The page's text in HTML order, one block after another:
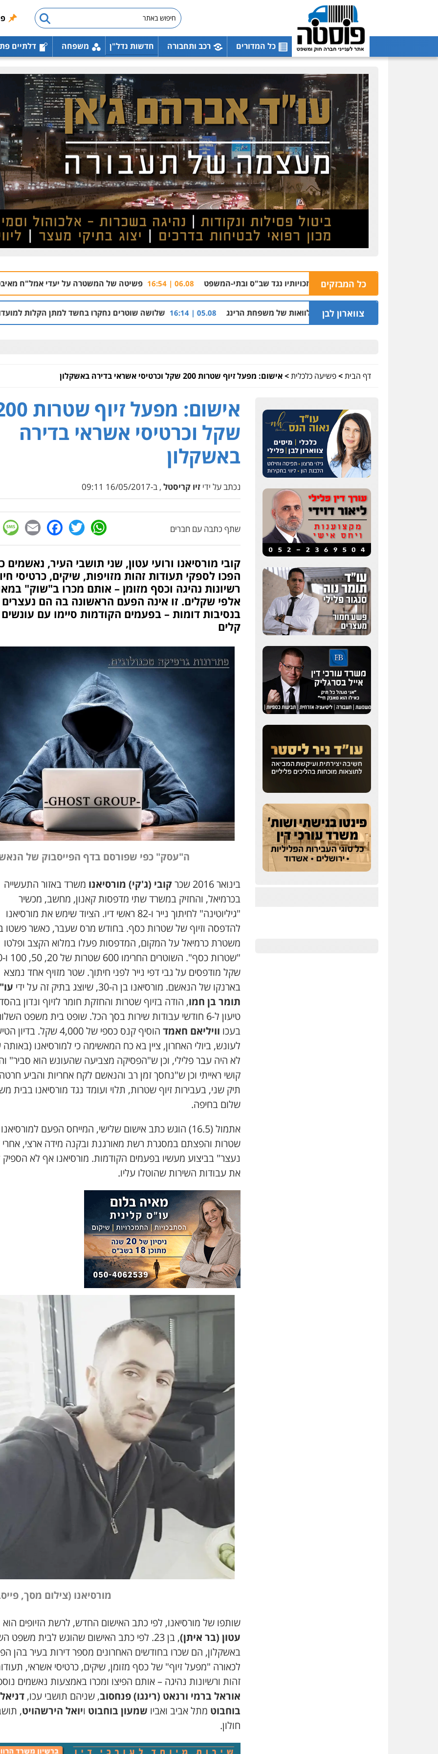
כל המדורים רכב ותחבורה חדשות נדל"ן משפחה דלתיים
כל המבזקים
מוטי ממן על זכויותיו נגד שב"ס ובתי-המשפט 06.08 | 16:54 פשיטה של המשטרה על יעדי אמל"ח מאיבטין וחיפה
צווארון לבן
וסינדיקאט ההלוואות של משפחת הרינג 05.08 | 16:14 שלושה שוטרים נחקרו בחשד למתן הקלות למועדון בבעלות
דף הבית>פשיעה כלכלית>אישום: מפעל זיוף שטרות 200 שקל וכרטיסי אשראי בדירה באשקלון
אישום: מפעל זיוף
שקל וכרטיסי אשראי בדירה
באשקלון
נכתב על ידי זיו קריסטל , ב-16/05/2017 09:11
שתף כתבה עם חברים WhatsApp
Twitter
קובי מורסיאנו ורועי עטון, שני תושבי העיר, נאשמים
הפכו לספקי תעודות זהות מזויפות, שיקים, כרטיסי
רשיונות נהיגה וכסף מזומן – אותם מכרו ב"שוק"
אלפי שקלים. זו אינה הפעם הראשונה בה הם נעצרים
בנסיבות דומות – בפעמים הקודמות סיימו עם עונשים
קלים
ה"עסק" כפי שפורסם בדף הפייסבוק של
בינואר2016 שכרקובי (ג'קי) מורסיאנו משרד באזור התעשייה
בכרמיאל, והחזיק במשרד שתי מדפסות קאנון, מחשב, מכשיר
"גיליוטינה" לחיתוך נייר ו-82 ראשי דיו. הציוד שימש את מורסיאנו
להדפסה וזיוף של שטרות כסף.בחודש מרס שעבר,כאשר פשטו
משטרת כרמיאל על המקום, המדפסות פעלו במלוא הקצב ופלטו
"שטרות כסף". השוטרים החרימו600 שטרות של20, 50, 100 ו-200
שקל מודפסים על גבי דפי נייר לפני חיתוך.שטר מזויף אחד נמצא
בארנקו של הנאשם. מורסיאנו בן ה-30, שיוצג בתיק זה על ידי עו
תומר בן חמו, הודה בזיוף שטרות והחזקת חומר לזיוף ונדון
טיעון ל-6 חודשי עבודות שירות בסך הכל.שופט בית משפט
בעכו וויליאם חאמד הוסיף קנס כספי של4,000 שקל.בדיון
לעונש,ביולי האחרון, ציין בא כח המאשימה כי למורסיאנו (
לא היה עבר פלילי, וכן ש"הפסיקה מצביעה שהעונש הוא סביר"
קושי ראייתי וכן ש"נחסך זמן רב והנאשם לקח אחריות והביע חרטה
תיק שני,בעבירות זיוף שטרות, תלוי ועומד נגד מורסיאנו בבית
שלום בחיפה.
אתמול (16.5) הוגש כתב אישום שלישי, המייחס הפעם למורסיאנו
שטרות והפצתם במסגרת רשת מאורגנת ובקנה מידה ארצי,
נעצר"בביצוע מעשיו בפעמים הקודמות. מורסיאנו אף לא הספיק
את עבודות השירות שהוטלו עליו.
מורסיאנו (צילום מסך,
שותפו של מורסיאנו, לפי כתב האישום החדש, לרשת הזיופים הוא
עטון (בר איתן)
,בן23. לפי כתב האישום שהוגש לבית משפט
באשקלון, הםשכרו בחודשים האחרונים מספר דירות בעיר בהן
לכאורה "מפעל זיוף"של כסף מזומן,שיקים,כרטיסי אשראי,
זהות ורשיונות נהיגה – אותם הפיצו ומכרו באמצעות נאשמים
אוראל ברמי ורנאט (רינגו)פנחסוב,שניהם תושבי עכו,דניאל
בוחבוט מתל אביב ואביו שמעון בוחבוט ויואל הירשהויט,
חולון.